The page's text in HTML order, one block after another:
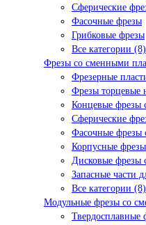
Сферические
Фасочные фрезы
Грибковые фрезы
Все категории (8)
Фрезы со сменными
Фрезерные
Фрезы торцевые
Концевые фрезы
Сферические
Фасочные фрезы
Корпусные
Дисковые фрезы
Запасные части
Все категории (8)
Модульные фрезы со
Твердосплавные